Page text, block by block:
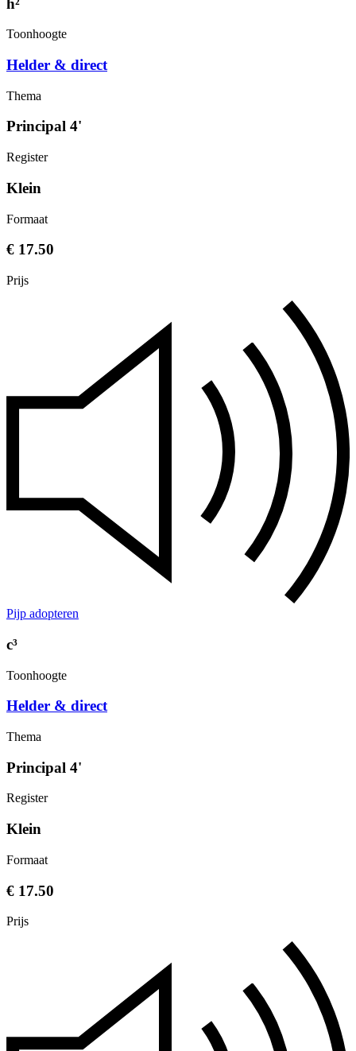
Toonhoogte
Helder & direct
Thema
Principal 4'
Register
Klein
Formaat
€ 17.50
Prijs
Pijp adopteren
c³
Toonhoogte
Helder & direct
Thema
Principal 4'
Register
Klein
Formaat
€ 17.50
Prijs